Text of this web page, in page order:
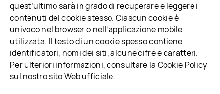
quest’ultimo sarà in grado di recuperare e leggere i
contenuti del cookie stesso. Ciascun cookie è
univoco nel browser o nell’applicazione mobile
utilizzata. Il testo di un cookie spesso contiene
identificatori, nomi dei siti, alcune cifre e caratteri.
Per ulteriori informazioni, consultare la Cookie Policy
sul nostro sito Web ufficiale.